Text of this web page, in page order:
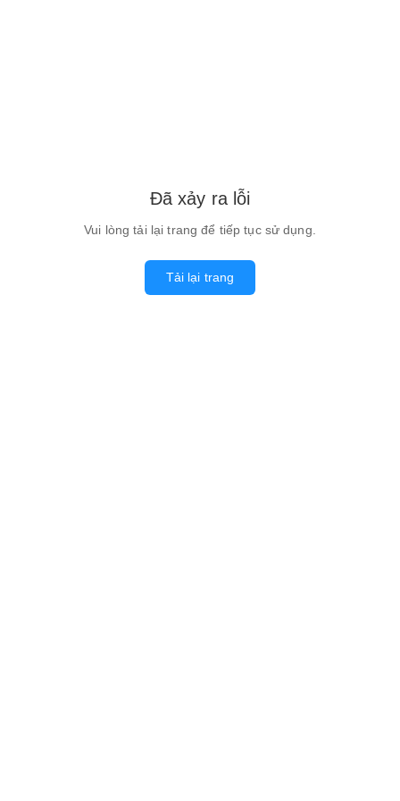
Đã xảy ra lỗi
Vui lòng tải lại trang để tiếp tục sử dụng.
Tải lại trang